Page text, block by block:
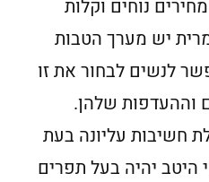
נוחים וקלות
יש מערך הטבות
לנשים לבחור את זו
וההעדפות שלהן.
חשיבות עליונה בעת
היטב יהיה בעל תפרים